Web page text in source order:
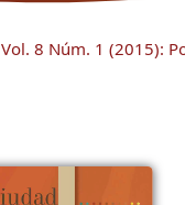
Vol. 8 Núm. 1 (2015):